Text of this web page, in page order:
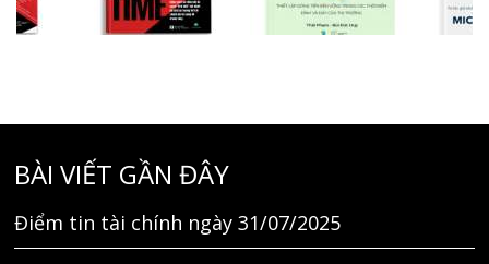
BÀI VIẾT GẦN ĐÂY
Điểm tin tài chính ngày 31/07/2025